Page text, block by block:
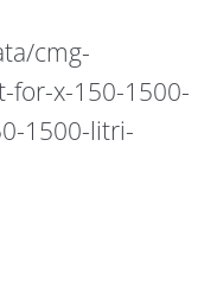
cmg-
for-x-150-1500-
1500-litri-